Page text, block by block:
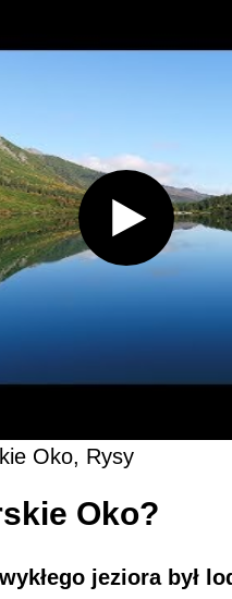
Oko, Rysy
Oko?
jeziora był